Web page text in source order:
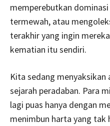
memperebutkan
termewah, atau
terakhir yang ingin
kematian itu sendiri.
Kita sedang
sejarah peradaban. Para
lagi puas hanya dengan
menimbun harta yang tak